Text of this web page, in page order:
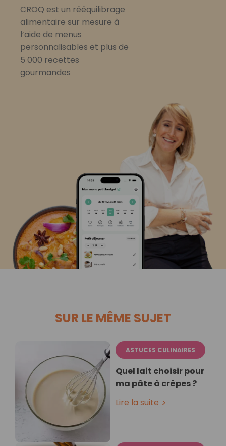
CROQ est un rééquilibrage
alimentaire sur mesure à
l’aide de menus
personnalisables et plus de
5 000 recettes
gourmandes
SUR LE MÊME SUJET
ASTUCES CULINAIRES
Quel lait choisir pour
ma pâte à crêpes ?
Lire la suite